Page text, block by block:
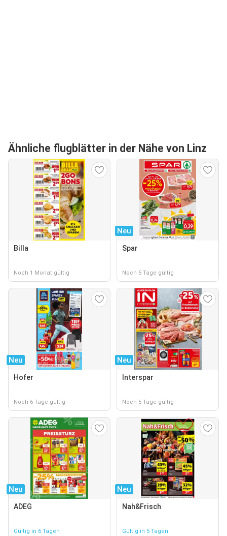
Ähnliche flugblätter in der Nähe von Linz
Billa
Noch 1 Monat gültig
Neu
Spar
Noch 5 Tage gültig
Neu
Hofer
Noch 6 Tage gültig
Neu
Interspar
Noch 5 Tage gültig
Neu
ADEG
Gültig in 6 Tagen
Neu
Nah&Frisch
Gültig in 5 Tagen